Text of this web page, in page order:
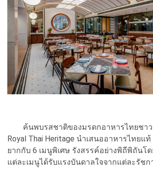
ค้นพบรสชาติของมรดกอาหารไทยชาว
Royal Thai Heritage นำเสนออาหารไทยแ
ยากกับ 6 เมนูพิเศษ รังสรรค์อย่างพิถีพิถันโ
แต่ละเมนูได้รับแรงบันดาลใจจากแต่ละรัชก